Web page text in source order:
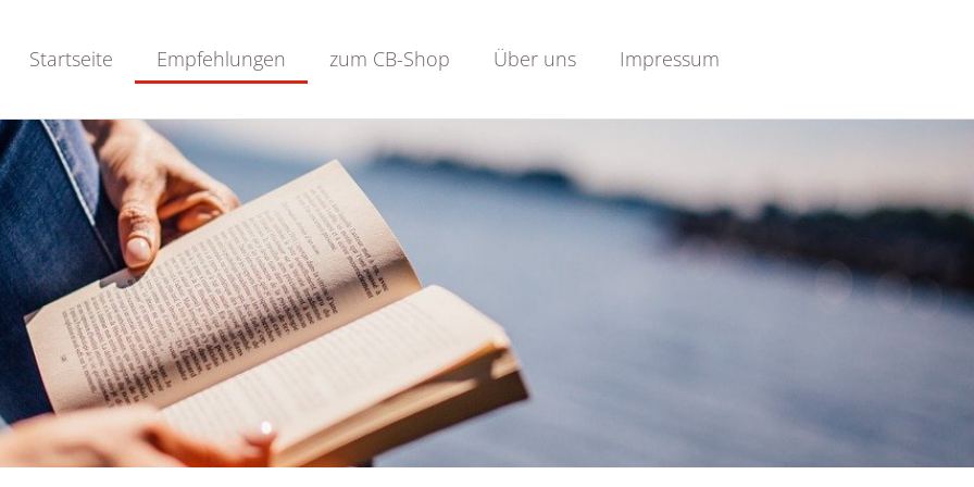
Startseite Empfehlungen zum CB-Shop Über uns Impressum